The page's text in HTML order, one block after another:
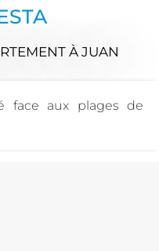
À JUAN
face aux plages de